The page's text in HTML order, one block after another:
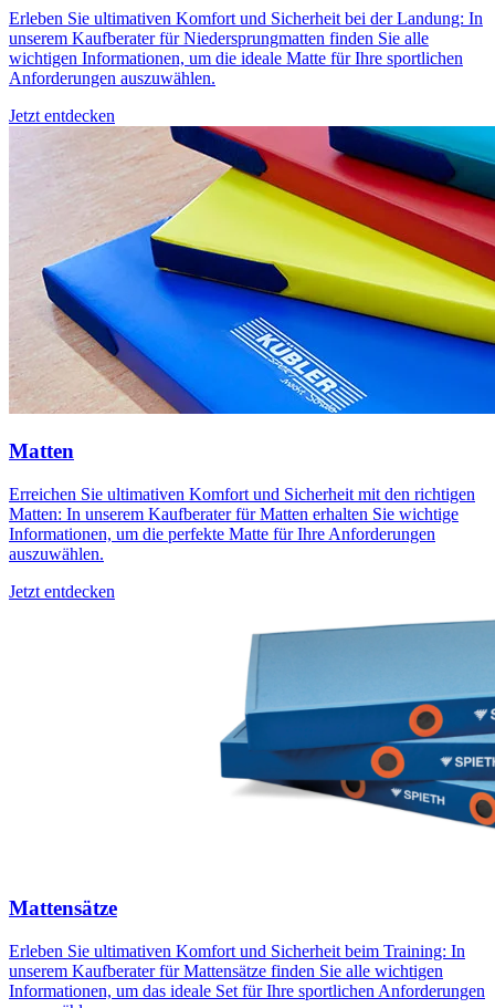
Erleben Sie ultimativen Komfort und Sicherheit bei der Landung: In
unserem Kaufberater für Niedersprungmatten finden Sie alle
wichtigen Informationen, um die ideale Matte für Ihre sportlichen
Anforderungen auszuwählen.
Jetzt entdecken
Matten
Erreichen Sie ultimativen Komfort und Sicherheit mit den richtigen
Matten: In unserem Kaufberater für Matten erhalten Sie wichtige
Informationen, um die perfekte Matte für Ihre Anforderungen
auszuwählen.
Jetzt entdecken
Mattensätze
Erleben Sie ultimativen Komfort und Sicherheit beim Training: In
unserem Kaufberater für Mattensätze finden Sie alle wichtigen
Informationen, um das ideale Set für Ihre sportlichen Anforderungen